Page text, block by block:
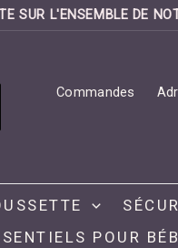
SUR L'ENSEMBLE DE
Commandes
POUR